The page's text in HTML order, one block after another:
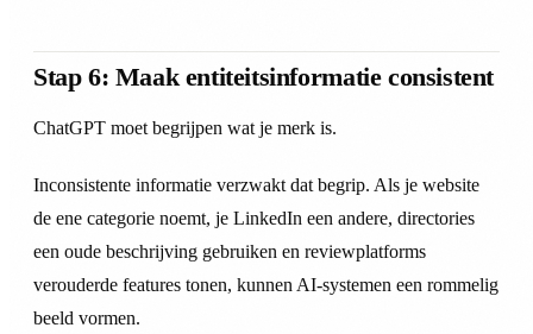
Stap 6: Maak entiteitsinformatie consistent
ChatGPT moet begrijpen wat je merk is.
Inconsistente informatie verzwakt dat begrip. Als je website
de ene categorie noemt, je LinkedIn een andere, directories
een oude beschrijving gebruiken en reviewplatforms
verouderde features tonen, kunnen AI-systemen een rommelig
beeld vormen.